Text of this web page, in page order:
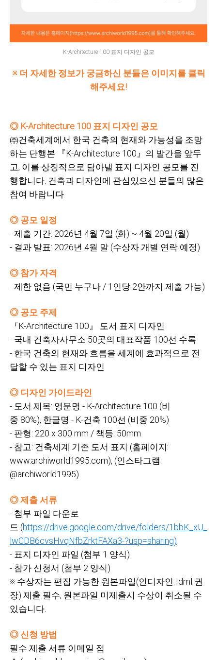
K-Architecture 100 표지 디자인 공모
※ 더 자세한 정보가 궁금하신 분들은 이미지를 클릭
해주세요!
◎ K-Architecture 100 표지 디자인 공모
㈜건축세계에서 한국 건축의 현재와 가능성을 조망
하는 단행본 『K-Architecture 100』의 발간을 앞두
고, 이를 상징적으로 담아낼 표지 디자인 공모를 진
행합니다. 건축과 디자인에 관심있으신 분들의 많은
참여 바랍니다.
◎ 공모 일정
-제출 기간: 2026년 4월 7일 (화) ~ 4월 20일 (월)
- 결과 발표: 2026년 4월 말 (수상자 개별 연락 예정)
◎ 참가 자격
-제한 없음 (국민 누구나 / 1인당 2안까지 제출 가능)
◎ 공모 주제
『K-Architecture 100』
도서 표지 디자인
- 국내 건축사사무소 50곳의 대표작품 100선 수록
- 한국 건축의 현재와 흐름을 세계에 효과적으로 전
달할 수 있는 표지 디자인
◎ 디자인 가이드라인
- 도서 제목: 영문명 - K-Architecture 100 (비
중 80%), 한글명 - K-건축 100선 (비중 20%)
- 판형: 220 x 300 mm / 책등: 50mm
- 참고: 건축세계 기존 도서 표지 (홈페이지:
www.archiworld1995.com), (인스타그램:
@archiworld1995)
◎ 제출 서류
- 첨부 파일 다운로
드 (https://drive.google.com/drive/folders/1bbK_xU_
lwCDB6cvsHvqNfbZrktFAXa3-?usp=sharing)
- 표지 디자인 파일 (첨부 1 양식)
- 참가 신청서 (첨부 2 양식)
※ 수상자는 편집 가능한 원본파일(인디자인-Idml 권
장) 제출 필수, 원본파일 미제출시 수상이 취소될 수
있습니다.
◎ 신청 방법
필수 제출 서류 이메일 접